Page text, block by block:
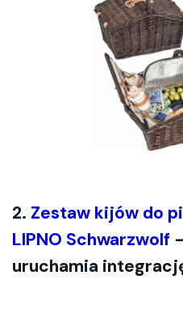
2. Zestaw kijów do
LIPNO Schwarzwolf
uruchamia